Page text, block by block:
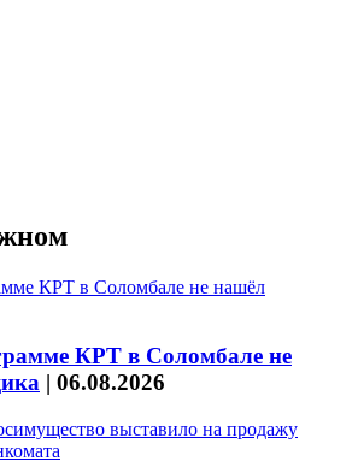
КРТ в Соломбале не
| 06.08.2026